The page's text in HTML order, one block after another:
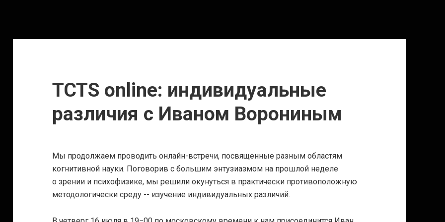
TCTS online: индивидуальные
различия с Иваном Ворониным
Мы продолжаем проводить онлайн-встречи, посвященные разным областям
когнитивной науки. Поговорив с большим энтузиазмом на прошлой неделе
о зрении и психофизике, мы решили окунуться в практически противоположную
методологически среду -- изучение индивидуальных различий.